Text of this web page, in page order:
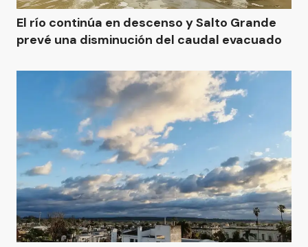
El río continúa en descenso y Salto Grande
prevé una disminución del caudal evacuado